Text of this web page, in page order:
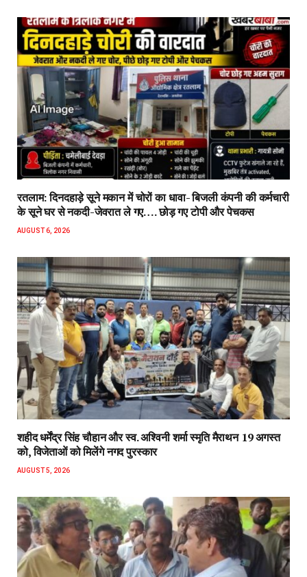
रतलाम: दिनदहाड़े सूने मकान में चोरों का धावा- बिजली कंपनी की कर्मचारी
के सूने घर से नकदी-जेवरात ले गए…. छोड़ गए टोपी और पेचकस
AUGUST 6, 2026
शहीद धर्मेंद्र सिंह चौहान और स्व. अश्विनी शर्मा स्मृति मैराथन 19 अगस्त
को, विजेताओं को मिलेंगे नगद पुरस्कार
AUGUST 5, 2026